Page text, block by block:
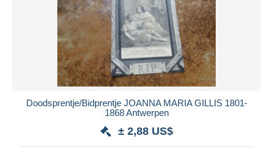
Doodsprentje/Bidprentje JOANNA MARIA GILLIS 1801-
1868 Antwerpen
± 2,88 US$